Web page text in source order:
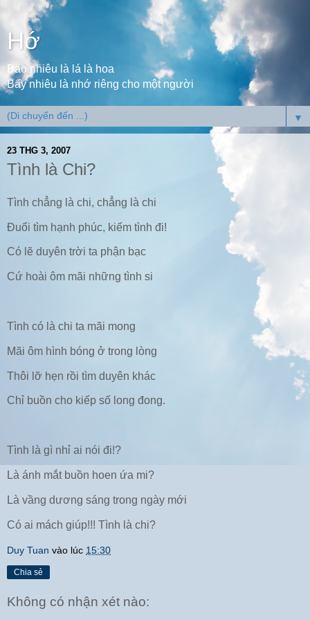
Hớ
Bao nhiêu là lá là hoa
Bấy nhiêu là nhớ riêng cho một người
▼
23 THG 3, 2007
Tình là Chi?
Tình chẳng là chi, chẳng là chi
Đuổi tìm hạnh phúc, kiếm tình đi!
Có lẽ duyên trời ta phận bạc
Cứ hoài ôm mãi những tình si
Tình có là chi ta mãi mong
Mãi ôm hình bóng ở trong lòng
Thôi lỡ hẹn rồi tìm duyên khác
Chỉ buồn cho kiếp số long đong.
Tình là gì nhỉ ai nói đi!?
Là ánh mắt buồn hoen ứa mi?
Là vầng dương sáng trong ngày mới
Có ai mách giúp!!! Tình là chi?
Duy Tuan vào lúc 15:30
Chia sẻ
Không có nhận xét nào: